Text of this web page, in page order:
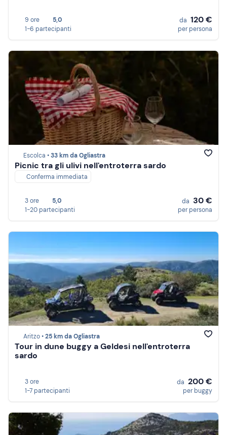
9 ore
5,0
1-6 partecipanti
da 120 €
per persona
Escolca •33 km da Ogliastra
Picnic tra gli ulivi nell'entroterra sardo
Conferma immediata
3 ore
5,0
1-20 partecipanti
da 30 €
per persona
Aritzo •25 km da Ogliastra
Tour in dune buggy a Geldesi nell'entroterra
sardo
3 ore
1-7 partecipanti
da 200 €
per buggy